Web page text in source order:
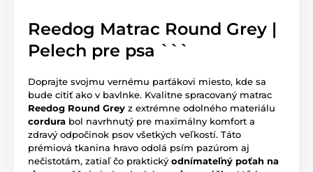
Reedog Matrac Round Grey |
Pelech pre psa ```
Doprajte svojmu vernému parťákovi miesto, kde sa
bude cítiť ako v bavlnke. Kvalitne spracovaný matrac
Reedog Round Grey z extrémne odolného materiálu
cordura bol navrhnutý pre maximálny komfort a
zdravý odpočinok psov všetkých veľkostí. Táto
prémiová tkanina hravo odolá psím pazúrom aj
nečistotám, zatiaľ čo praktický odnímateľný poťah na